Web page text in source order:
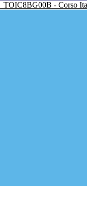
TOIC8BG00B - Corso